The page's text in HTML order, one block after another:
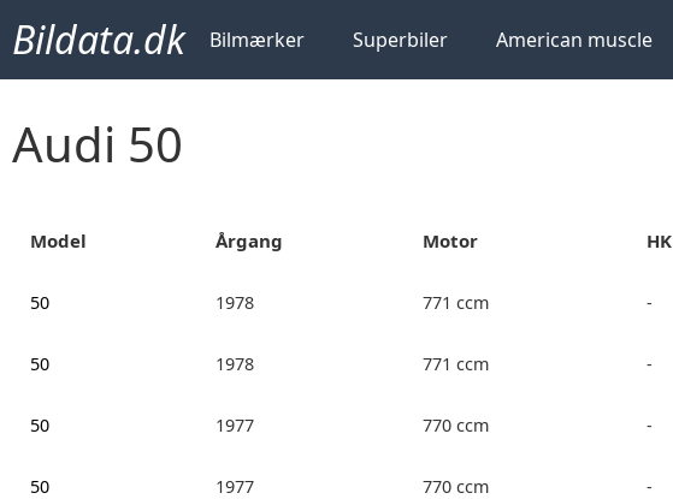
Bildata.dk Bilmærker Superbiler American muscle
Audi 50
Model Årgang Motor HK
50 1978 771 ccm -
50 1978 771 ccm -
50 1977 770 ccm -
50 1977 770 ccm -